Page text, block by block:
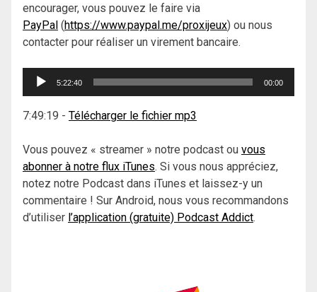
encourager, vous pouvez le faire via
PayPal (https://www.paypal.me/proxijeux) ou nous
contacter pour réaliser un virement bancaire.
Lecteur
5:22:40 00:00
7:49:19 - Télécharger le fichier mp3
Vous pouvez « streamer » notre podcast ou vous
abonner à notre flux iTunes. Si vous nous appréciez,
notez notre Podcast dans iTunes et laissez-y un
commentaire ! Sur Android, nous vous recommandons
d’utiliser l’application (gratuite) Podcast Addict.